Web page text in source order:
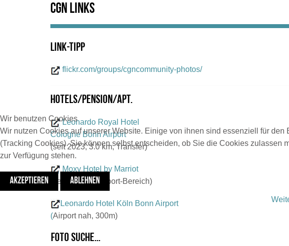
CGN Links
Link-Tipp
flickr.com/groups/cgncommunity-photos/
Hotels/Pension/Apt.
Leonardo Royal Hotel
Cologne Bonn Airport
(seit 2023, 3.0 km, Transfer)
Moxy Hotel by Marriot
(seit 2021 im Airport-Bereich)
Leonardo Hotel Köln Bonn Airport
(Airport nah, 300m)
Foto suche...
Wir benutzen Cookies
Wir nutzen Cookies auf unserer Website. Einige von ihnen sind essenziell für
(Tracking Cookies). Sie können selbst entscheiden, ob Sie die Cookies
zur Verfügung stehen.
AKZEPTIEREN ABLEHNEN